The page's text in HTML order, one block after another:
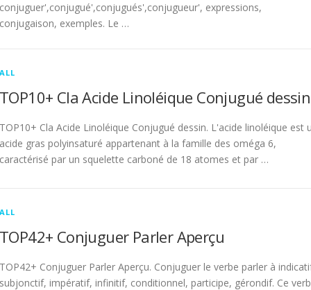
conjuguer',conjugué',conjugués',conjugueur', expressions,
conjugaison, exemples. Le …
ALL
TOP10+ Cla Acide Linoléique Conjugué dessin
TOP10+ Cla Acide Linoléique Conjugué dessin. L'acide linoléique est
acide gras polyinsaturé appartenant à la famille des oméga 6,
caractérisé par un squelette carboné de 18 atomes et par …
ALL
TOP42+ Conjuguer Parler Aperçu
TOP42+ Conjuguer Parler Aperçu. Conjuguer le verbe parler à
subjonctif, impératif, infinitif, conditionnel, participe, gérondif. Ce